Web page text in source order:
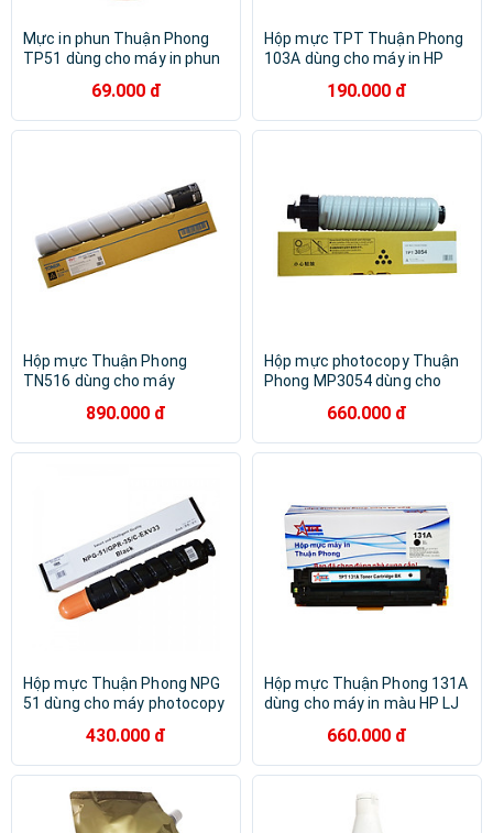
Mực in phun Thuận Phong
TP51 dùng cho máy in phun
L850 - Hàng Chính Hãng
69.000 đ
Hộp mực TPT Thuận Phong
103A dùng cho máy in HP
1200 - Hàng Chính Hãng
190.000 đ
Hộp mực Thuận Phong
TN516 dùng cho máy
bizhub 458e / 558e / 658e -
Hàng Chính Hãng
890.000 đ
Hộp mực photocopy Thuận
Phong MP3054 dùng cho
3054/ 3055/ 3554/ 3555 -
Hàng Chính Hãng
660.000 đ
Hộp mực Thuận Phong NPG
51 dùng cho máy photocopy
- Hàng Chính Hãng
430.000 đ
Hộp mực Thuận Phong 131A
dùng cho máy in màu HP LJ
1525/ Canon LBP 5050/
8050 - Hàng Chính Hãng
660.000 đ